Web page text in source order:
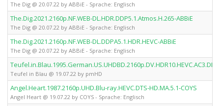
The Dig @ 20.07.22 by ABBiE - Sprache: Englisch
The.Dig.2021.2160p.NF.WEB-DL.HDR.DDP5.1.Atmos.H.265-ABBiE
The Dig @ 20.07.22 by ABBiE - Sprache: Englisch
The.Dig.2021.2160p.NF.WEB-DL.DDPA5.1.HDR.HEVC-ABBiE
The Dig @ 20.07.22 by ABBiE - Sprache: Englisch
Teufel in Blau @ 19.07.22 by pmHD
Angel.Heart.1987.2160p.UHD.Blu-ray.HEVC.DTS-HD.MA.5.1-COYS
Angel Heart @ 19.07.22 by COYS - Sprache: Englisch